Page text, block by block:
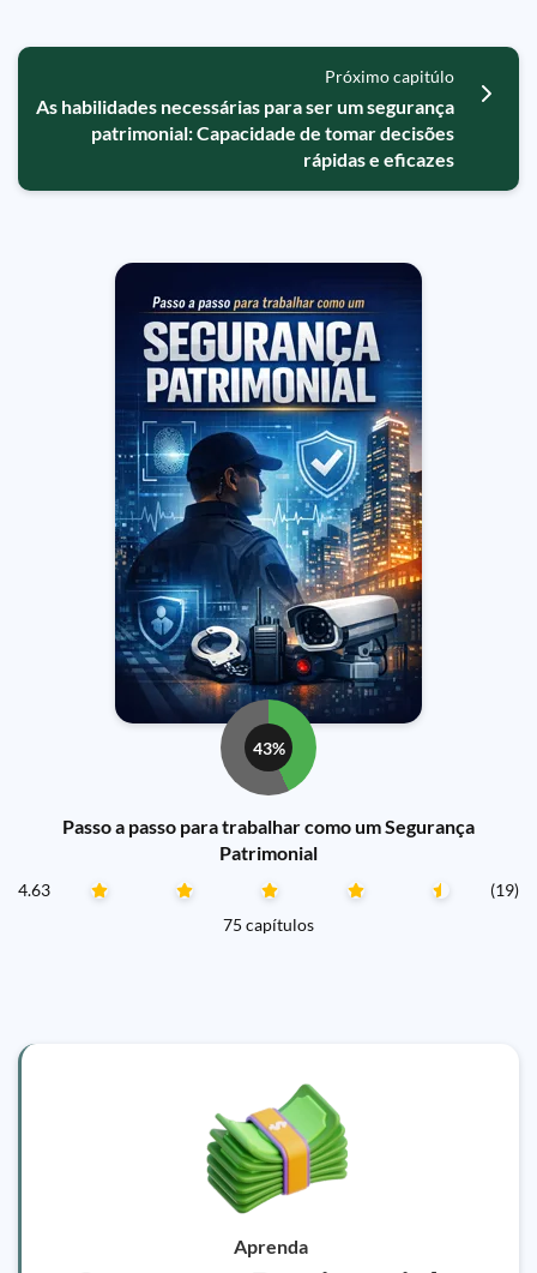
Próximo capitúlo
As habilidades necessárias para ser um segurança
patrimonial: Capacidade de tomar decisões
rápidas e eficazes
43%
Passo a passo para trabalhar como um Segurança
Patrimonial
4.63
(19)
75 capítulos
Aprenda